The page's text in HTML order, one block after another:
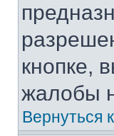
кнопке,
жалобы
Вернуться